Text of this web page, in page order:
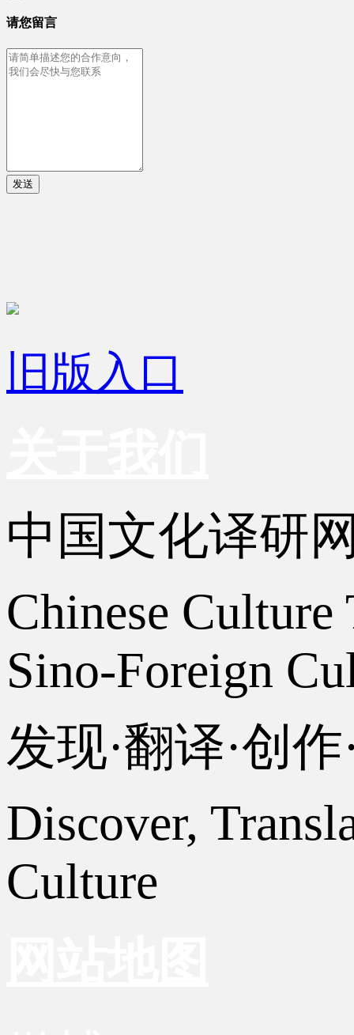
请您留言
发送
旧版入口
中国文化译研
Chinese
Sino-Foreign
发现·翻译·创
Discover,
Culture